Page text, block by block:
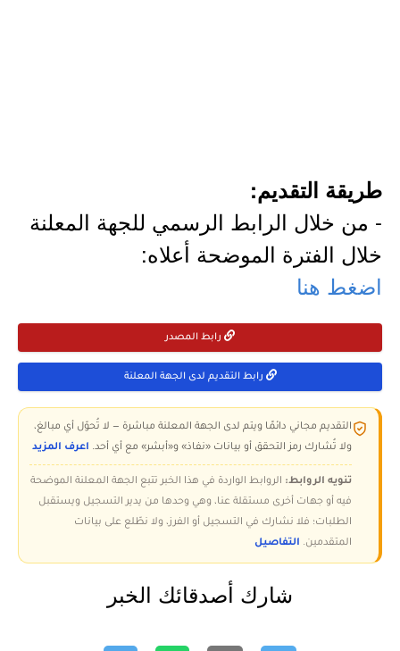
طريقة التقديم:
- من خلال الرابط الرسمي للجهة المعلنة
خلال الفترة الموضحة أعلاه:
اضغط هنا
رابط المصدر
رابط التقديم لدى الجهة المعلنة
التقديم مجاني دائمًا ويتم لدى الجهة المعلنة مباشرة — لا تُحوّل أي مبالغ،
ولا تُشارك رمز التحقق أو بيانات «نفاذ» و«أبشر» مع أي أحد. اعرف المزيد
تنويه الروابط: الروابط الواردة في هذا الخبر تتبع الجهة المعلنة الموضحة
فيه أو جهات أخرى مستقلة عنا، وهي وحدها من يدير التسجيل ويستقبل
الطلبات؛ فلا نشارك في التسجيل أو الفرز، ولا نطّلع على بيانات
المتقدمين. التفاصيل
شارك أصدقائك الخبر